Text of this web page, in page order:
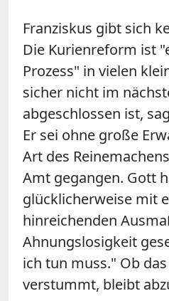
Franziskus gibt sich
Die Kurienreform ist
Prozess" in vielen
sicher nicht im
abgeschlossen ist,
Er sei ohne große
Art des
Amt gegangen. Gott
glücklicherweise mit
hinreichenden
Ahnungslosigkeit
ich tun muss." Ob
verstummt, bleibt